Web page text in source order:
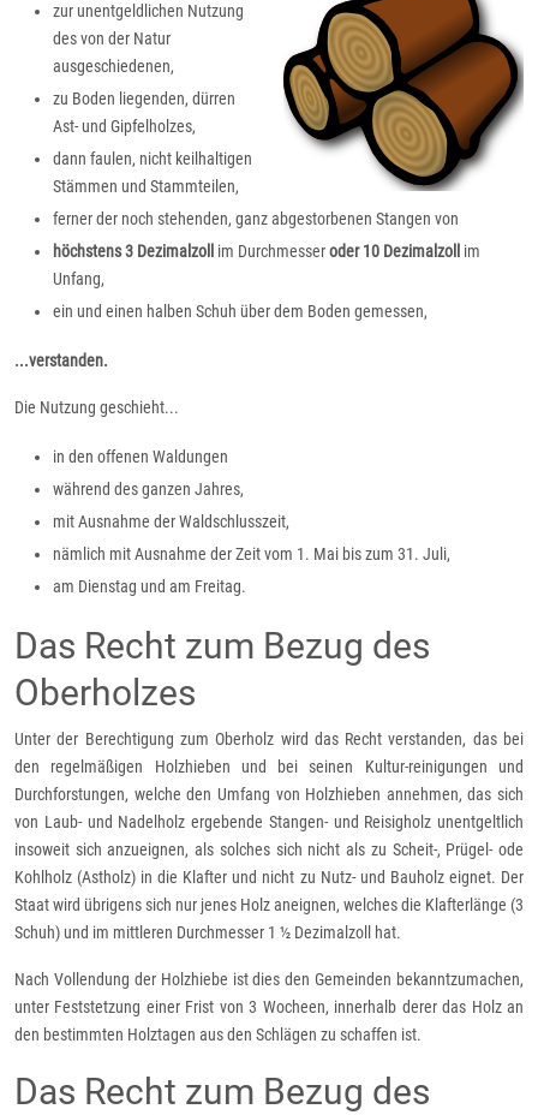
zur unentgeldlichen Nutzung
des von der Natur
ausgeschiedenen,
zu Boden liegenden, dürren
Ast- und Gipfelholzes,
dann faulen, nicht keilhaltigen
Stämmen und Stammteilen,
ferner der noch stehenden, ganz abgestorbenen Stangen von
höchstens 3 Dezimalzoll
im Durchmesseroder 10 Dezimalzoll
im
Unfang,
ein und einen halben Schuh über dem Boden gemessen,
...verstanden.
Die Nutzung geschieht...
in den offenen Waldungen
während des ganzen Jahres,
mit Ausnahme der Waldschlusszeit,
nämlich mit Ausnahme der Zeit vom 1. Mai bis zum 31. Juli,
am Dienstag und am Freitag.
Das Recht zum Bezug des
Oberholzes
Unter der Berechtigung zum Oberholz wird das Recht verstanden, das bei
den regelmäßigen Holzhieben und bei seinen Kultur-reinigungen und
Durchforstungen, welche den Umfang von Holzhieben annehmen, das sich
von Laub- und Nadelholz ergebende Stangen- und Reisigholz unentgeltlich
insoweit sich anzueignen, als solches sich nicht als zu Scheit-, Prügel- ode
Kohlholz (Astholz) in die Klafter und nicht zu Nutz- und Bauholz eignet. Der
Staat wird übrigens sich nur jenes Holz aneignen, welches die Klafterlänge (3
Schuh) und im mittleren Durchmesser 1 ½ Dezimalzoll hat.
Nach Vollendung der Holzhiebe ist dies den Gemeinden bekanntzumachen,
unter Feststetzung einer Frist von 3 Wocheen, innerhalb derer das Holz an
den bestimmten Holztagen aus den Schlägen zu schaffen ist.
Das Recht zum Bezug des